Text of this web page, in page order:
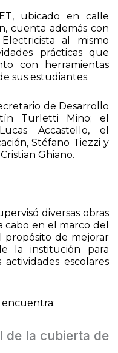
ubicado en calle
cuenta además con
al mismo
prácticas que
con herramientas
sus estudiantes.
de Desarrollo
Turletti Mino; el
Accastello, el
Stéfano Tiezzi y
Ghiano.
diversas obras
cabo en el marco del
propósito de mejorar
la institución para
escolares
encuentra:
de la cubierta de